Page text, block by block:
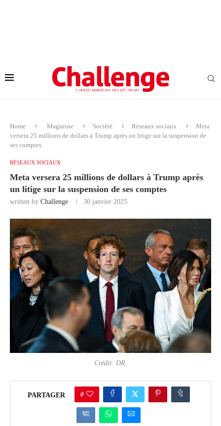
Home Magazine Société Réseaux sociaux
Meta
versera 25 millions de dollars à Trump après un litige sur la suspension de
ses comptes
RÉSEAUX SOCIAUX
Meta versera 25 millions de dollars à Trump après
un litige sur la suspension de ses comptes
written by Challenge 30 janvier 2025
Crédit: DR.
PARTAGER 0